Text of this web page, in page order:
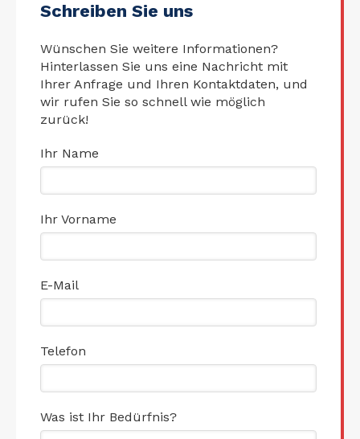
Schreiben Sie uns
Wünschen Sie weitere Informationen?
Hinterlassen Sie uns eine Nachricht mit
Ihrer Anfrage und Ihren Kontaktdaten, und
wir rufen Sie so schnell wie möglich
zurück!
Ihr Name
Ihr Vorname
E-Mail
Telefon
Was ist Ihr Bedürfnis?